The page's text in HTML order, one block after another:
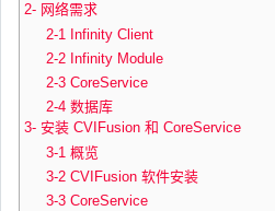
2- 网络需求
2-1 Infinity Client
2-2 Infinity Module
2-3 CoreService
2-4 数据库
3- 安装 CVIFusion 和 CoreService
3-1 概览
3-2 CVIFusion 软件安装
3-3 CoreService